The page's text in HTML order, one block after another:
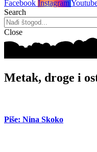
Facebook Instagram
Search
Close
Metak, droge i
Piše: Nina Skoko